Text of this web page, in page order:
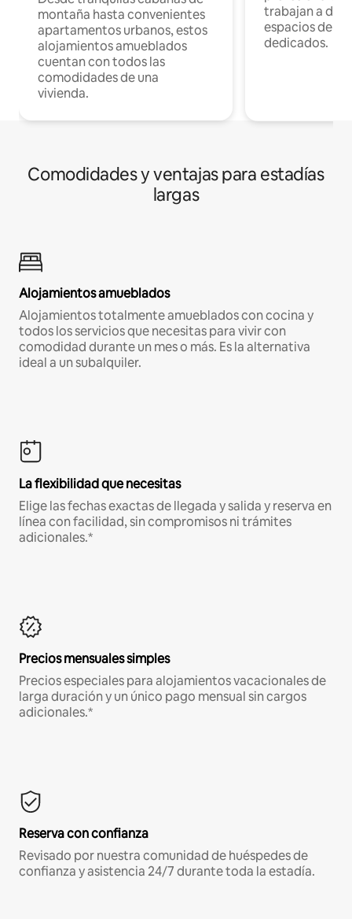
montaña hasta convenientes
apartamentos urbanos, estos
alojamientos amueblados
cuentan con todos las
comodidades de una
vivienda.
trabajan a
espacios de
dedicados.
Comodidades y ventajas para estadías
largas
Alojamientos amueblados
Alojamientos totalmente amueblados con cocina y
todos los servicios que necesitas para vivir con
comodidad durante un mes o más. Es la alternativa
ideal a un subalquiler.
La flexibilidad que necesitas
Elige las fechas exactas de llegada y salida y reserva en
línea con facilidad, sin compromisos ni trámites
adicionales.*
Precios mensuales simples
Precios especiales para alojamientos vacacionales de
larga duración y un único pago mensual sin cargos
adicionales.*
Reserva con confianza
Revisado por nuestra comunidad de huéspedes de
confianza y asistencia 24/7 durante toda la estadía.